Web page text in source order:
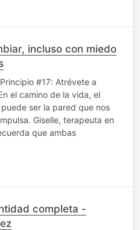
incluso con miedo
#17: Atrévete a
el camino de la vida, el
ser la pared que nos
Giselle, terapeuta en
que ambas
completa -